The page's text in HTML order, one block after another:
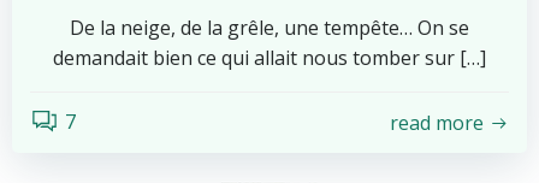
De la neige, de la grêle, une tempête… On se
demandait bien ce qui allait nous tomber sur […]
7 read more